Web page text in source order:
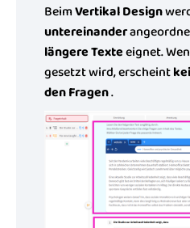
BeimVertikal Design
untereinander
längere Texteeignet.
gesetzt wird, erscheint
den Fragen.